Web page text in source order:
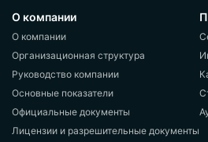
О компании
О компании
Организационная структура
Руководство компании
Основные показатели
Официальные документы
Лицензии и разрешительные документы